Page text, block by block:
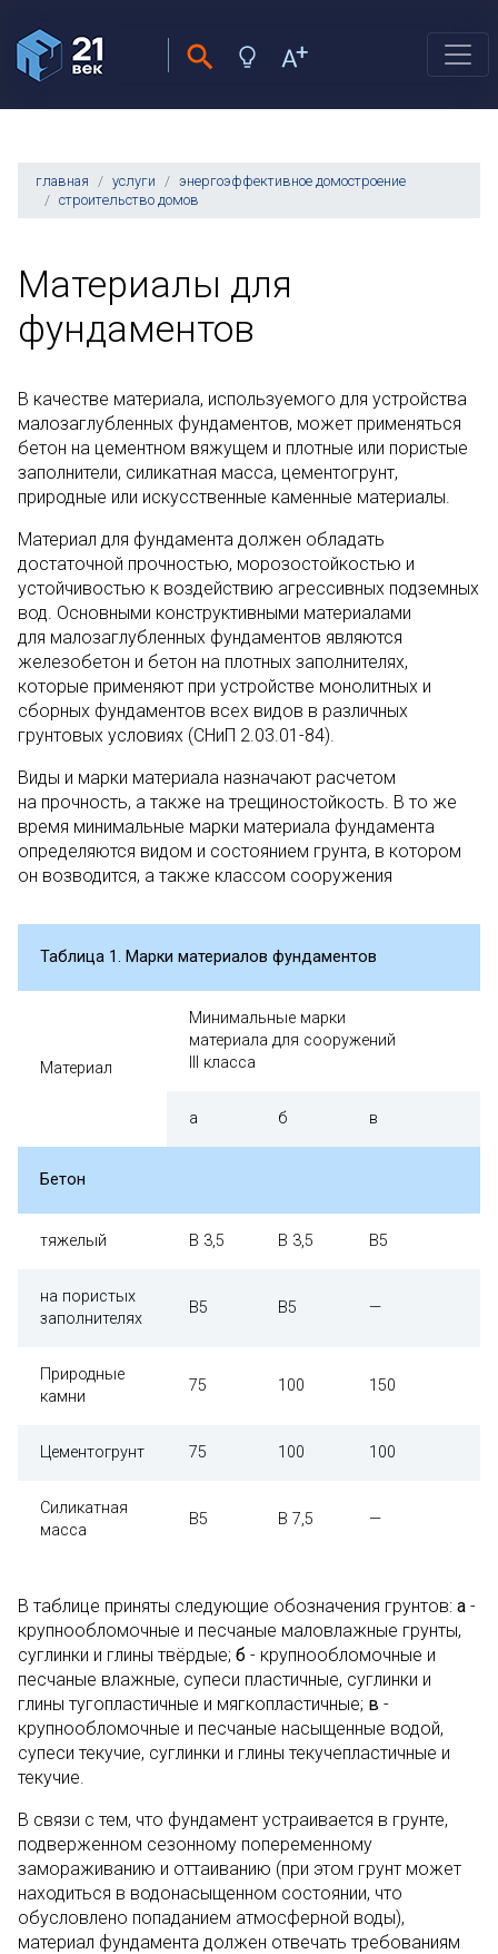
главная услуги
энергоэффективное домостроение
строительство домов
Материалы для
фундаментов
В качестве материала, используемого для устройства
малозаглубленных фундаментов, может применяться
бетон на цементном вяжущем и плотные или пористые
заполнители, силикатная масса, цементогрунт,
природные или искусственные каменные материалы.
Материал для фундамента должен обладать
достаточной прочностью, морозостойкостью и
устойчивостью к воздействию агрессивных подземных
вод. Основными конструктивными материалами
для малозаглубленных фундаментов являются
железобетон и бетон на плотных заполнителях,
которые применяют при устройстве монолитных и
сборных фундаментов всех видов в различных
грунтовых условиях (СНиП 2.03.01-84).
Виды и марки материала назначают расчетом
на прочность, а также на трещиностойкость. В то же
время минимальные марки материала фундамента
определяются видом и состоянием грунта, в котором
он возводится, а также классом сооружения
Таблица 1. Марки материалов фундаментов
Материал
Минимальные марки
материала для сооружений
III класса
а б в
Бетон
тяжелый В 3,5 В 3,5 В5
на пористых
заполнителях
В5 В5 —
Природные
камни
75 100 150
Цементогрунт 75 100 100
Силикатная
масса
В5 В 7,5 —
В таблице приняты следующие обозначения грунтов: а -
крупнообломочные и песчаные маловлажные грунты,
суглинки и глины твёрдые; б - крупнообломочные и
песчаные влажные, супеси пластичные, суглинки и
глины тугопластичные и мягкопластичные; в -
крупнообломочные и песчаные насыщенные водой,
супеси текучие, суглинки и глины текучепластичные и
текучие.
В связи с тем, что фундамент устраивается в грунте,
подверженном сезонному попеременному
замораживанию и оттаиванию (при этом грунт может
находиться в водонасыщенном состоянии, что
обусловлено попаданием атмосферной воды),
материал фундамента должен отвечать требованиям